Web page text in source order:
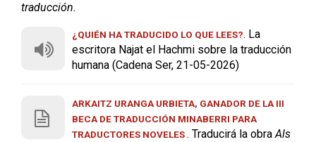
traducción.
¿QUIÉN HA TRADUCIDO LO QUE LEES?. La
escritora Najat el Hachmi sobre la traducción
humana (Cadena Ser, 21-05-2026)
ARKAITZ URANGA URBIETA, GANADOR DE LA III
BECA DE TRADUCCIÓN MINABERRI PARA
TRADUCTORES NOVELES. Traducirá la obraAls